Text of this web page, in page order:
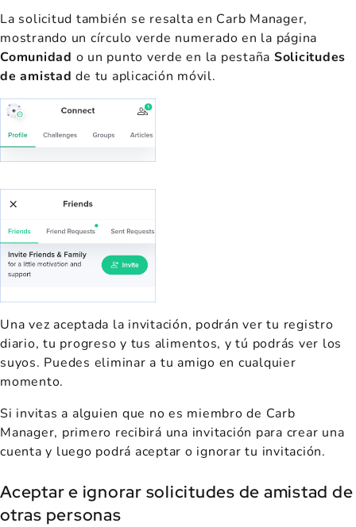
La solicitud también se resalta en Carb Manager,
mostrando un círculo verde numerado en la página
Comunidad o un punto verde en la pestaña Solicitudes
de amistad de tu aplicación móvil.
Una vez aceptada la invitación, podrán ver tu registro
diario, tu progreso y tus alimentos, y tú podrás ver los
suyos. Puedes eliminar a tu amigo en cualquier
momento.
Si invitas a alguien que no es miembro de Carb
Manager, primero recibirá una invitación para crear una
cuenta y luego podrá aceptar o ignorar tu invitación.
Aceptar e ignorar solicitudes de amistad de
otras personas